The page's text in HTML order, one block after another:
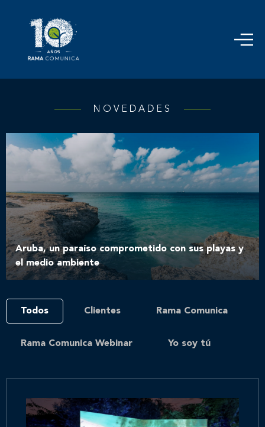
NOVEDADES
Aruba, un paraíso comprometido con sus playas y
el medio ambiente
Todos Clientes Rama Comunica
Rama Comunica Webinar Yo soy tú